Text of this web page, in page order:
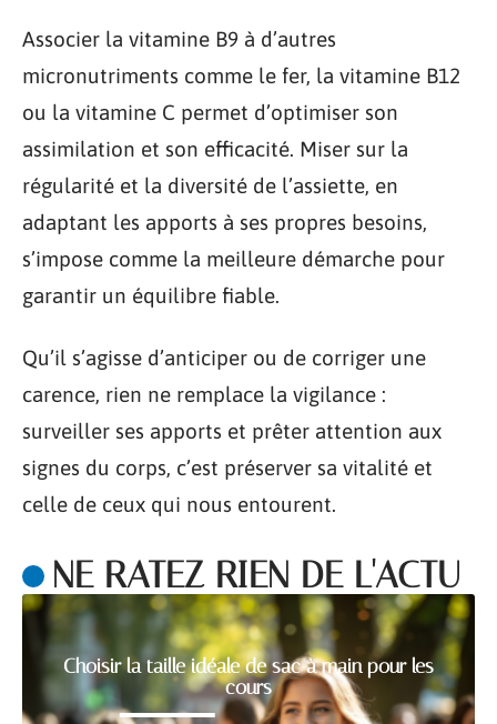
Associer la vitamine B9 à d’autres
micronutriments comme le fer, la vitamine B12
ou la vitamine C permet d’optimiser son
assimilation et son efficacité. Miser sur la
régularité et la diversité de l’assiette, en
adaptant les apports à ses propres besoins,
s’impose comme la meilleure démarche pour
garantir un équilibre fiable.
Qu’il s’agisse d’anticiper ou de corriger une
carence, rien ne remplace la vigilance :
surveiller ses apports et prêter attention aux
signes du corps, c’est préserver sa vitalité et
celle de ceux qui nous entourent.
NE RATEZ RIEN DE L'ACTU
Choisir la taille idéale de sac à main pour les
cours